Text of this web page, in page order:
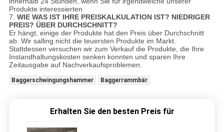
Produkte interessierten
7. WIE WAS IST IHRE PREISKALKULATION IST? NIEDRIGER
PREIS? ÜBER DURCHSCHNITT?
Er hängt, einige der Produkte hat den Preis über Durchschnitt
ab. Wir salling nicht die teuersten Produkte im Markt.
Stattdessen versuchen wir zum Verkauf die Produkte, die Ihre
Instandhaltungskosten senken konnten und sparen Ihre
Zeitausgabe auf Nachverkaufsproblemen.
Baggerschwingungshammer Baggerrammbär
Erhalten Sie den besten Preis für